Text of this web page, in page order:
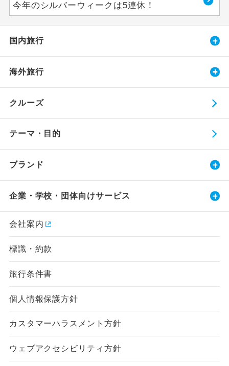
今年のシルバーウィークは5連休！
国内旅行
海外旅行
クルーズ
テーマ・目的
ブランド
企業・学校・団体向けサービス
会社案内
標識・約款
旅行条件書
個人情報保護方針
カスタマーハラスメント方針
ウェブアクセシビリティ方針